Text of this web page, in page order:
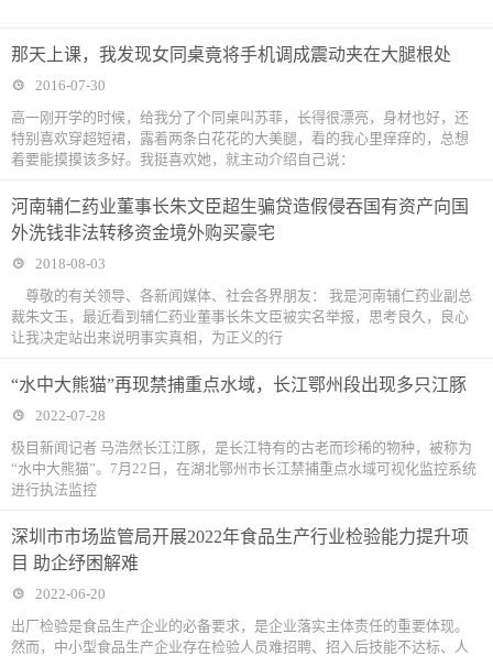
那天上课，我发现女同桌竟将手机调成震动夹在大腿根处
2016-07-30
高一刚开学的时候，给我分了个同桌叫苏菲，长得很漂亮，身材也好，还
特别喜欢穿超短裙，露着两条白花花的大美腿，看的我心里痒痒的，总想
着要能摸摸该多好。我挺喜欢她，就主动介绍自己说：
河南辅仁药业董事长朱文臣超生骗贷造假侵吞国有资产向国
外洗钱非法转移资金境外购买豪宅
2018-08-03
尊敬的有关领导、各新闻媒体、社会各界朋友： 我是河南辅仁药业副总
裁朱文玉，最近看到辅仁药业董事长朱文臣被实名举报，思考良久，良心
让我决定站出来说明事实真相，为正义的行
“水中大熊猫”再现禁捕重点水域，长江鄂州段出现多只江豚
2022-07-28
极目新闻记者 马浩然长江江豚，是长江特有的古老而珍稀的物种，被称为
“水中大熊猫”。7月22日，在湖北鄂州市长江禁捕重点水域可视化监控系统
进行执法监控
深圳市市场监管局开展2022年食品生产行业检验能力提升项
目 助企纾困解难
2022-06-20
出厂检验是食品生产企业的必备要求，是企业落实主体责任的重要体现。
然而，中小型食品生产企业存在检验人员难招聘、招入后技能不达标、人